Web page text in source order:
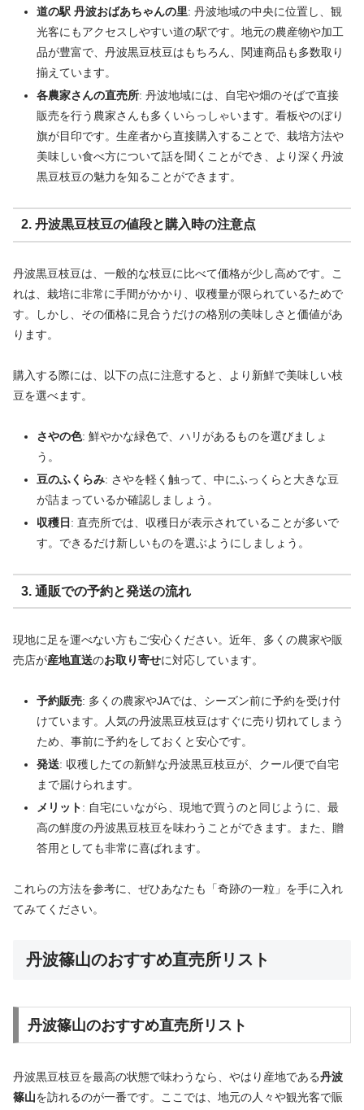
道の駅 丹波おばあちゃんの里: 丹波地域の中央に位置し、観
光客にもアクセスしやすい道の駅です。地元の農産物や加工
品が豊富で、丹波黒豆枝豆はもちろん、関連商品も多数取り
揃えています。
各農家さんの直売所: 丹波地域には、自宅や畑のそばで直接
販売を行う農家さんも多くいらっしゃいます。看板やのぼり
旗が目印です。生産者から直接購入することで、栽培方法や
美味しい食べ方について話を聞くことができ、より深く丹波
黒豆枝豆の魅力を知ることができます。
2. 丹波黒豆枝豆の値段と購入時の注意点
丹波黒豆枝豆は、一般的な枝豆に比べて価格が少し高めです。こ
れは、栽培に非常に手間がかかり、収穫量が限られているためで
す。しかし、その価格に見合うだけの格別の美味しさと価値があ
ります。
購入する際には、以下の点に注意すると、より新鮮で美味しい枝
豆を選べます。
さやの色: 鮮やかな緑色で、ハリがあるものを選びましょ
う。
豆のふくらみ: さやを軽く触って、中にふっくらと大きな豆
が詰まっているか確認しましょう。
収穫日 : 直売所では、収穫日が表示されていることが多いで
す。できるだけ新しいものを選ぶようにしましょう。
3. 通販での予約と発送の流れ
現地に足を運べない方もご安心ください。近年、多くの農家や販
売店が産地直送のお取り寄せに対応しています。
予約販売: 多くの農家やJAでは、シーズン前に予約を受け付
けています。人気の丹波黒豆枝豆はすぐに売り切れてしまう
ため、事前に予約をしておくと安心です。
発送: 収穫したての新鮮な丹波黒豆枝豆が、クール便で自宅
まで届けられます。
メリット: 自宅にいながら、現地で買うのと同じように、最
高の鮮度の丹波黒豆枝豆を味わうことができます。また、贈
答用としても非常に喜ばれます。
これらの方法を参考に、ぜひあなたも「奇跡の一粒」を手に入れ
てみてください。
丹波篠山のおすすめ直売所リスト
丹波篠山のおすすめ直売所リスト
丹波黒豆枝豆を最高の状態で味わうなら、やはり産地である丹波
篠山を訪れるのが一番です。ここでは、地元の人々や観光客で賑